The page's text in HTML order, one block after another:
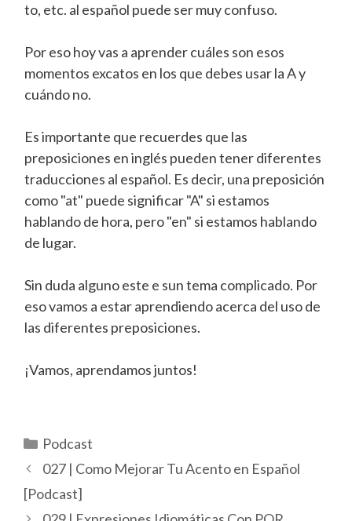
to, etc. al español puede ser muy confuso.
Por eso hoy vas a aprender cuáles son esos
momentos excatos en los que debes usar la A y
cuándo no.
Es importante que recuerdes que las
preposiciones en inglés pueden tener diferentes
traducciones al español. Es decir, una preposición
como "at" puede significar "A" si estamos
hablando de hora, pero "en" si estamos hablando
de lugar.
Sin duda alguno este e sun tema complicado. Por
eso vamos a estar aprendiendo acerca del uso de
las diferentes preposiciones.
¡Vamos, aprendamos juntos!
Categorías
Podcast
027 | Como Mejorar Tu Acento en Español
[Podcast]